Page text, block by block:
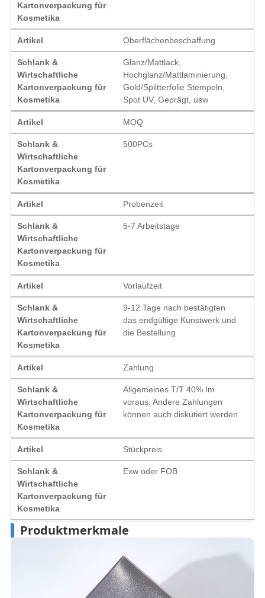
Kartonverpackung für
Kosmetika
Artikel Oberflächenbeschaffung
Schlank &
Wirtschaftliche
Kartonverpackung für
Kosmetika
Glanz/Mattlack,
Hochglanz/Mattlaminierung,
Gold/Splitterfolie Stempeln,
Spot UV, Geprägt, usw
Artikel MOQ
Schlank &
Wirtschaftliche
Kartonverpackung für
Kosmetika
500PCs
Artikel Probenzeit
Schlank &
Wirtschaftliche
Kartonverpackung für
Kosmetika
5-7 Arbeitstage
Artikel Vorlaufzeit
Schlank &
Wirtschaftliche
Kartonverpackung für
Kosmetika
9-12 Tage nach bestätigten
das endgültige Kunstwerk und
die Bestellung
Artikel Zahlung
Schlank &
Wirtschaftliche
Kartonverpackung für
Kosmetika
Allgemeines T/T 40% Im
voraus, Andere Zahlungen
können auch diskutiert werden
Artikel Stückpreis
Schlank &
Wirtschaftliche
Kartonverpackung für
Kosmetika
Exw oder FOB
Produktmerkmale